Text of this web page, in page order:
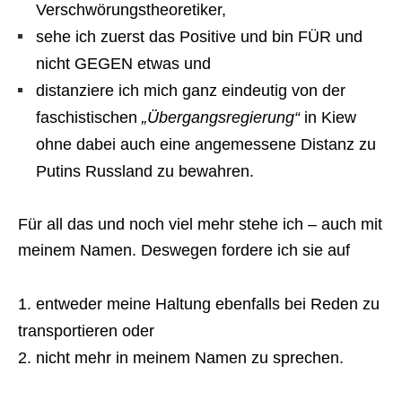
Verschwörungstheoretiker,
sehe ich zuerst das Positive und bin FÜR und
nicht GEGEN etwas und
distanziere ich mich ganz eindeutig von der
faschistischen „Übergangsregierung“in Kiew
ohne dabei auch eine angemessene Distanz zu
Putins Russland zu bewahren.
Für all das und noch viel mehr stehe ich – auch mit
meinem Namen. Deswegen fordere ich sie auf
entweder meine Haltung ebenfalls bei Reden zu
transportieren oder
nicht mehr in meinem Namen zu sprechen.